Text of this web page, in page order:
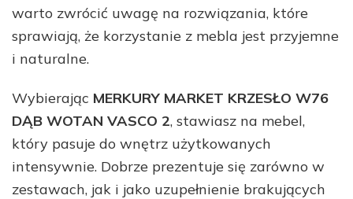
warto zwrócić uwagę na rozwiązania, które
sprawiają, że korzystanie z mebla jest przyjemne
i naturalne.
Wybierając MERKURY MARKET KRZESŁO W76
DĄB WOTAN VASCO 2, stawiasz na mebel,
który pasuje do wnętrz użytkowanych
intensywnie. Dobrze prezentuje się zarówno w
zestawach, jak i jako uzupełnienie brakujących